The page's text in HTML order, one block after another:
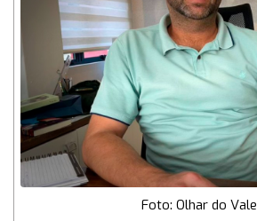
Foto: Olhar do Vale